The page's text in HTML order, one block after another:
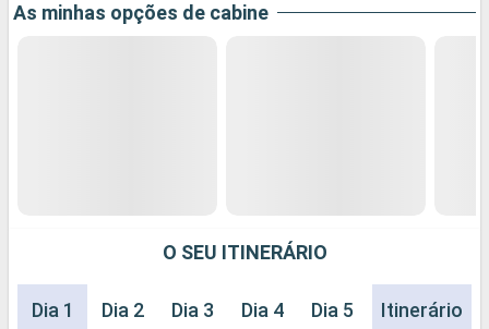
As minhas opções de cabine
O SEU ITINERÁRIO
Dia 1 Dia 2 Dia 3 Dia 4 Dia 5 Dia 6 Dia
Itinerário